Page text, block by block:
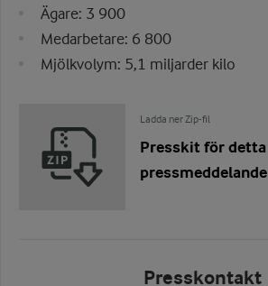
Ägare: 3 900
Medarbetare: 6 800
Mjölkvolym: 5,1 miljarder kilo
Ladda ner Zip-fil
Presskit för detta
pressmeddelande
Presskontakt